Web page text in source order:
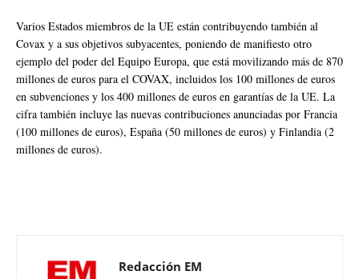
Varios Estados miembros de la UE están contribuyendo también al
Covax y a sus objetivos subyacentes, poniendo de manifiesto otro
ejemplo del poder del Equipo Europa, que está movilizando más de 870
millones de euros para el COVAX, incluidos los 100 millones de euros
en subvenciones y los 400 millones de euros en garantías de la UE. La
cifra también incluye las nuevas contribuciones anunciadas por Francia
(100 millones de euros), España (50 millones de euros) y Finlandia (2
millones de euros).
Redacción EM